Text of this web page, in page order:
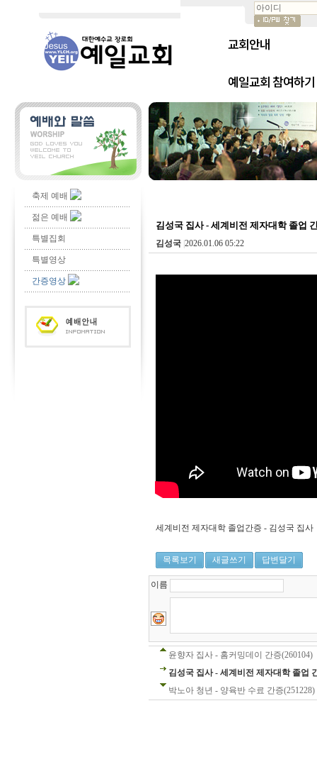
교회안내
예일교회 참여하기
축제 예배
젊은 예배
특별집회
특별영상
간증영상
김성국 집사 - 세계비전 제자대학 졸업
김성국 2026.01.06 05:22
세계비전 제자대학 졸업간증 - 김성국 집사
목록보기 새글쓰기 답변달기
이름
윤향자 집사 - 홈커밍데이 간증(260104)
김성국 집사 - 세계비전 제자대학 졸업
박노아 청년 - 양육반 수료 간증(251228)